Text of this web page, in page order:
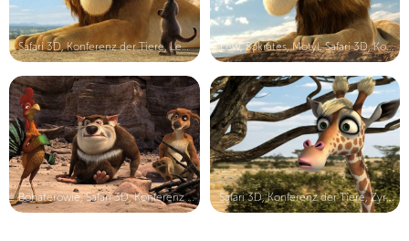
Safari 3D, Konferenz der Tiere, Lew... Lew, Sokrates, Motyl, Safari 3D, Ko...
Bohaterowie, Safari 3D, Konferenz d... Safari 3D, Konferenz der Tiere, Żyr...